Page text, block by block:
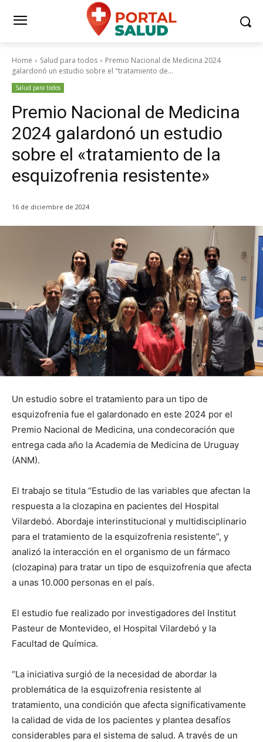
Home Salud para todos
Premio Nacional de Medicina 2024
galardonó un estudio sobre el "tratamiento de...
Salud para todos
Premio Nacional de Medicina
2024 galardonó un estudio
sobre el «tratamiento de la
esquizofrenia resistente»
16 de diciembre de 2024
Un estudio sobre el tratamiento para un tipo de
esquizofrenia fue el galardonado en este 2024 por el
Premio Nacional de Medicina, una condecoración que
entrega cada año la Academia de Medicina de Uruguay
(ANM).
El trabajo se titula “Estudio de las variables que afectan la
respuesta a la clozapina en pacientes del Hospital
Vilardebó. Abordaje interinstitucional y multidisciplinario
para el tratamiento de la esquizofrenia resistente”, y
analizó la interacción en el organismo de un fármaco
(clozapina) para tratar un tipo de esquizofrenia que afecta
a unas 10.000 personas en el país.
El estudio fue realizado por investigadores del Institut
Pasteur de Montevideo, el Hospital Vilardebó y la
Facultad de Química.
“La iniciativa surgió de la necesidad de abordar la
problemática de la esquizofrenia resistente al
tratamiento, una condición que afecta significativamente
la calidad de vida de los pacientes y plantea desafíos
considerables para el sistema de salud. A través de un